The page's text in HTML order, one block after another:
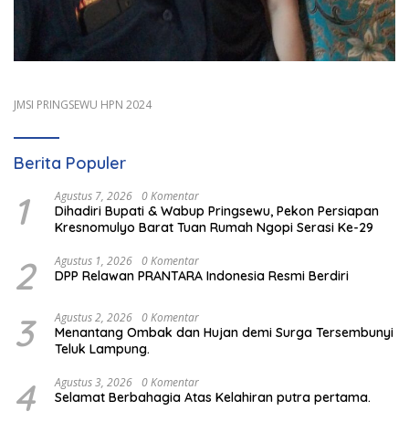
JMSI PRINGSEWU HPN 2024
Berita Populer
1 Agustus 7, 2026 0 Komentar
Dihadiri Bupati & Wabup Pringsewu, Pekon Persiapan
Kresnomulyo Barat Tuan Rumah Ngopi Serasi Ke-29
2 Agustus 1, 2026 0 Komentar
DPP Relawan PRANTARA Indonesia Resmi Berdiri
3 Agustus 2, 2026 0 Komentar
Menantang Ombak dan Hujan demi Surga Tersembunyi
Teluk Lampung.
4 Agustus 3, 2026 0 Komentar
Selamat Berbahagia Atas Kelahiran putra pertama.